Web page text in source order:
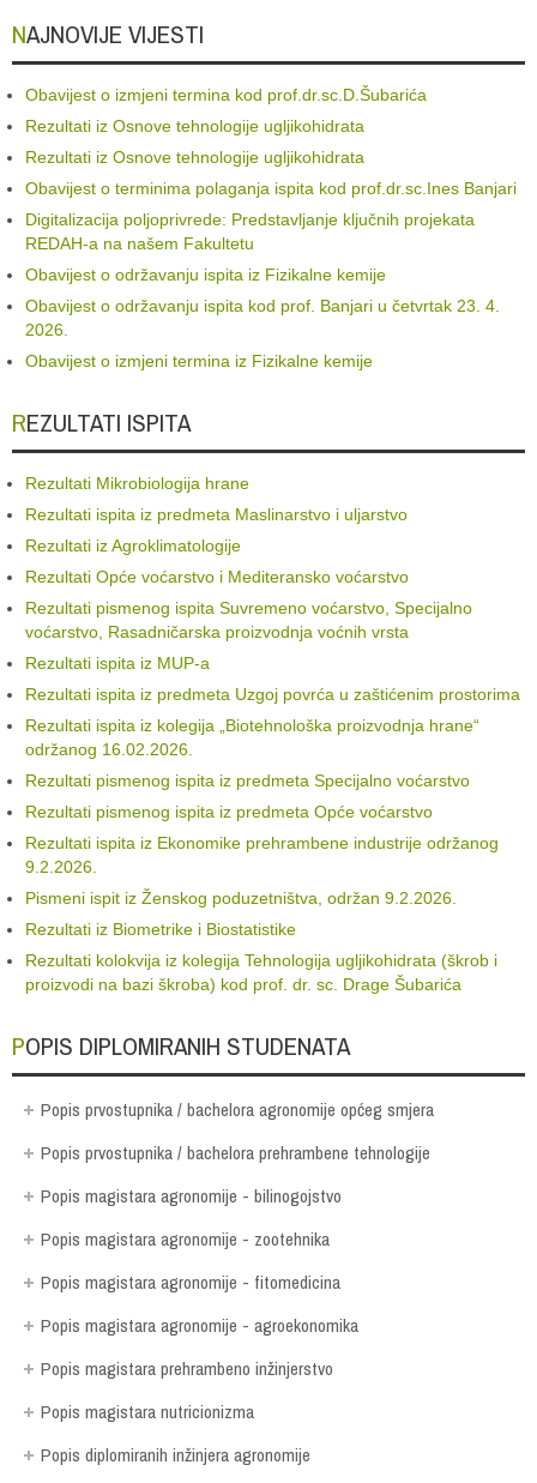
NAJNOVIJE VIJESTI
Obavijest o izmjeni termina kod prof.dr.sc.D.Šubarića
Rezultati iz Osnove tehnologije ugljikohidrata
Rezultati iz Osnove tehnologije ugljikohidrata
Obavijest o terminima polaganja ispita kod prof.dr.sc.Ines Banjari
Digitalizacija poljoprivrede: Predstavljanje ključnih projekata
REDAH-a na našem Fakultetu
Obavijest o održavanju ispita iz Fizikalne kemije
Obavijest o održavanju ispita kod prof. Banjari u četvrtak 23. 4.
2026.
Obavijest o izmjeni termina iz Fizikalne kemije
REZULTATI ISPITA
Rezultati Mikrobiologija hrane
Rezultati ispita iz predmeta Maslinarstvo i uljarstvo
Rezultati iz Agroklimatologije
Rezultati Opće voćarstvo i Mediteransko voćarstvo
Rezultati pismenog ispita Suvremeno voćarstvo, Specijalno
voćarstvo, Rasadničarska proizvodnja voćnih vrsta
Rezultati ispita iz MUP-a
Rezultati ispita iz predmeta Uzgoj povrća u zaštićenim prostorima
Rezultati ispita iz kolegija „Biotehnološka proizvodnja hrane“
održanog 16.02.2026.
Rezultati pismenog ispita iz predmeta Specijalno voćarstvo
Rezultati pismenog ispita iz predmeta Opće voćarstvo
Rezultati ispita iz Ekonomike prehrambene industrije održanog
9.2.2026.
Pismeni ispit iz Ženskog poduzetništva, održan 9.2.2026.
Rezultati iz Biometrike i Biostatistike
Rezultati kolokvija iz kolegija Tehnologija ugljikohidrata (škrob i
proizvodi na bazi škroba) kod prof. dr. sc. Drage Šubarića
POPIS DIPLOMIRANIH STUDENATA
Popis prvostupnika / bachelora agronomije općeg smjera
Popis prvostupnika / bachelora prehrambene tehnologije
Popis magistara agronomije - bilinogojstvo
Popis magistara agronomije - zootehnika
Popis magistara agronomije - fitomedicina
Popis magistara agronomije - agroekonomika
Popis magistara prehrambeno inžinjerstvo
Popis magistara nutricionizma
Popis diplomiranih inžinjera agronomije